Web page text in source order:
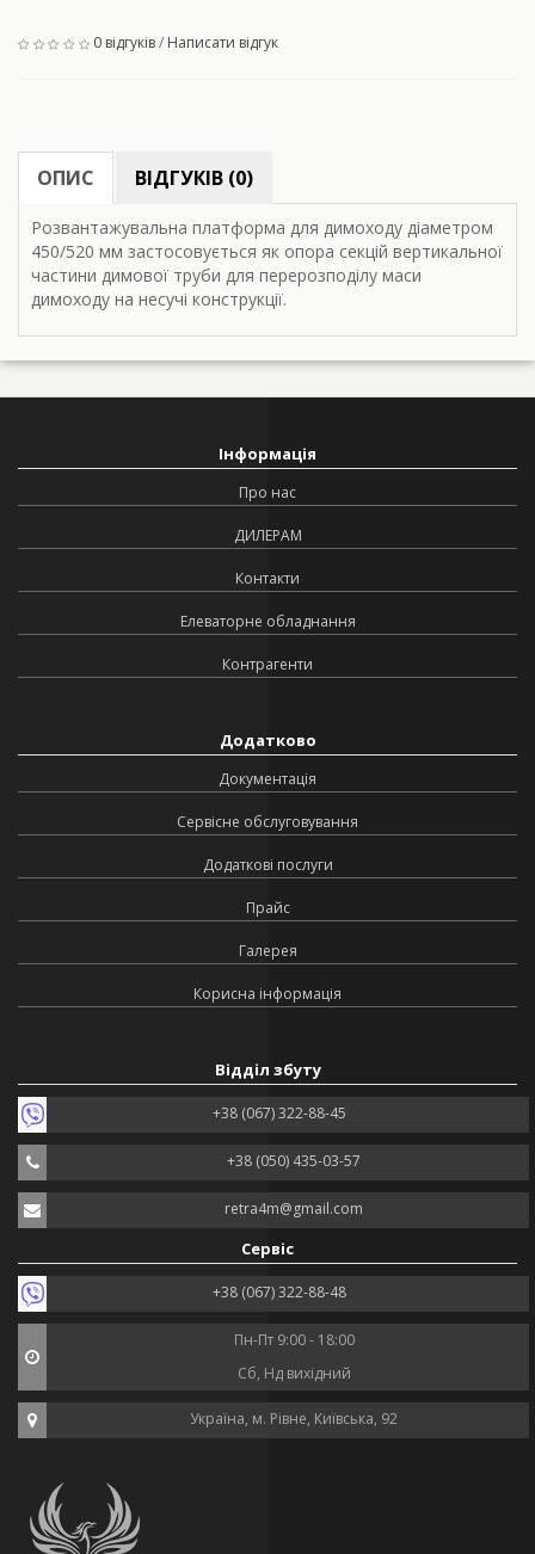
0 відгуків/ Написати відгук
ОПИС ВІДГУКІВ (0)
Розвантажувальна платформа для димоходу діаметром
450/520 мм застосовується як опора секцій вертикальної
частини димової труби для перерозподілу маси
димоходу на несучі конструкції.
Інформація
Про нас
ДИЛЕРАМ
Контакти
Елеваторне обладнання
Контрагенти
Додатково
Документація
Сервісне обслуговування
Додаткові послуги
Прайс
Галерея
Корисна інформація
Відділ збуту
+38 (067) 322-88-45
+38 (050) 435-03-57
retra4m@gmail.com
Сервіс
+38 (067) 322-88-48
Пн-Пт 9:00 - 18:00
Сб, Нд вихідний
Україна, м. Рівне, Київська, 92